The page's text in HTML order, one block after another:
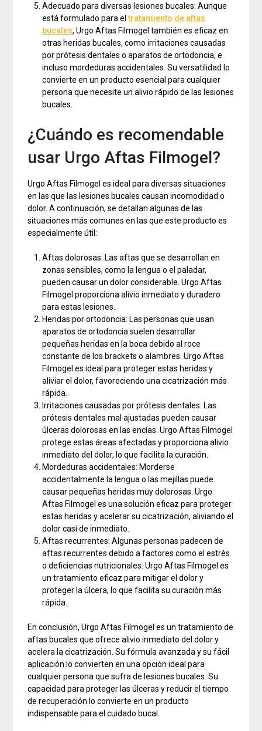
Adecuado para diversas lesiones bucales: Aunque
está formulado para eltratamiento de aftas
bucales, Urgo Aftas Filmogel también es eficaz en
otras heridas bucales, como irritaciones causadas
por prótesis dentales o aparatos de ortodoncia, e
incluso mordeduras accidentales. Su versatilidad lo
convierte en un producto esencial para cualquier
persona que necesite un alivio rápido de las lesiones
bucales.
¿Cuándo es recomendable
usar Urgo Aftas Filmogel?
Urgo Aftas Filmogel es ideal para diversas situaciones
en las que las lesiones bucales causan incomodidad o
dolor. A continuación, se detallan algunas de las
situaciones más comunes en las que este producto es
especialmente útil:
Aftas dolorosas: Las aftas que se desarrollan en
zonas sensibles, como la lengua o el paladar,
pueden causar un dolor considerable. Urgo Aftas
Filmogel proporciona alivio inmediato y duradero
para estas lesiones.
Heridas por ortodoncia: Las personas que usan
aparatos de ortodoncia suelen desarrollar
pequeñas heridas en la boca debido al roce
constante de los brackets o alambres. Urgo Aftas
Filmogel es ideal para proteger estas heridas y
aliviar el dolor, favoreciendo una cicatrización más
rápida.
Irritaciones causadas por prótesis dentales: Las
prótesis dentales mal ajustadas pueden causar
úlceras dolorosas en las encías. Urgo Aftas Filmogel
protege estas áreas afectadas y proporciona alivio
inmediato del dolor, lo que facilita la curación.
Mordeduras accidentales: Morderse
accidentalmente la lengua o las mejillas puede
causar pequeñas heridas muy dolorosas. Urgo
Aftas Filmogel es una solución eficaz para proteger
estas heridas y acelerar su cicatrización, aliviando el
dolor casi de inmediato.
Aftas recurrentes: Algunas personas padecen de
aftas recurrentes debido a factores como el estrés
o deficiencias nutricionales. Urgo Aftas Filmogel es
un tratamiento eficaz para mitigar el dolor y
proteger la úlcera, lo que facilita su curación más
rápida.
En conclusión, Urgo Aftas Filmogel es un tratamiento de
aftas bucales que ofrece alivio inmediato del dolor y
acelera la cicatrización. Su fórmula avanzada y su fácil
aplicación lo convierten en una opción ideal para
cualquier persona que sufra de lesiones bucales. Su
capacidad para proteger las úlceras y reducir el tiempo
de recuperación lo convierte en un producto
indispensable para el cuidado bucal.